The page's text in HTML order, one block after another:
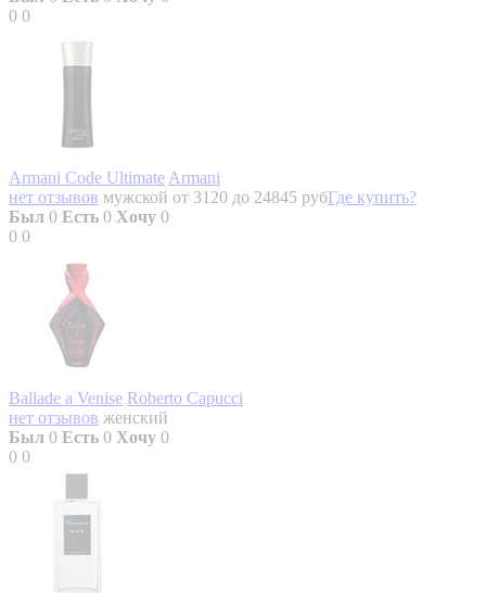
0 0
Armani Code Ultimate Armani
нет отзывов мужской от 3120 до 24845 рубГде купить?
Был 0 Есть 0 Хочу 0
0 0
Ballade a Venise Roberto Capucci
нет отзывов женский
Был 0 Есть 0 Хочу 0
0 0